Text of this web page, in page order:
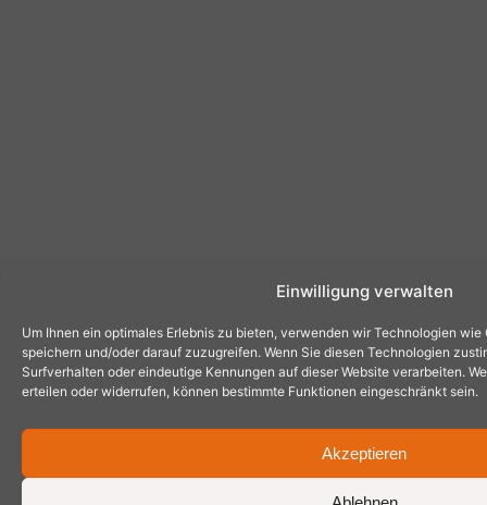
Einwilligung verwalten
Um Ihnen ein optimales Erlebnis zu bieten, verwenden wir Technologien
speichern und/oder darauf zuzugreifen. Wenn Sie diesen Technologien
Surfverhalten oder eindeutige Kennungen auf dieser Website verarbeiten.
erteilen oder widerrufen, können bestimmte Funktionen eingeschränkt sein.
Akzeptieren